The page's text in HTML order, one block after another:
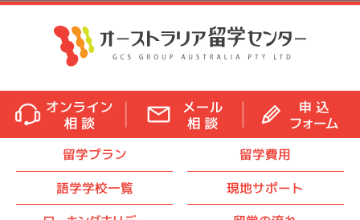
留学プラン
留学費用
語学学校一覧
現地サポート